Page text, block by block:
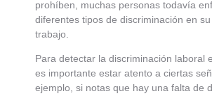
prohíben, muchas personas todavía
diferentes tipos de discriminación en
trabajo.
Para detectar la discriminación laboral
es importante estar atento a ciertas
ejemplo, si notas que hay una falta de